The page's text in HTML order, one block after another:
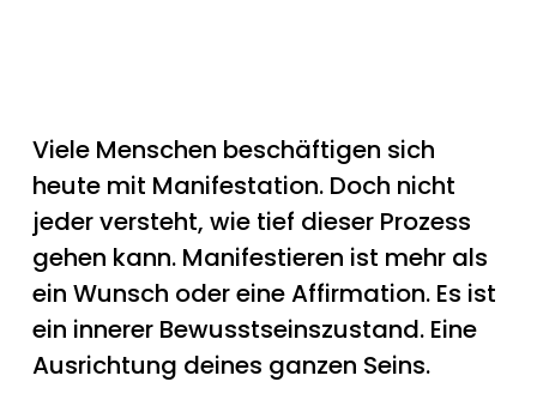
Viele Menschen beschäftigen sich
heute mit Manifestation. Doch nicht
jeder versteht, wie tief dieser Prozess
gehen kann. Manifestieren ist mehr als
ein Wunsch oder eine Affirmation. Es ist
ein innerer Bewusstseinszustand. Eine
Ausrichtung deines ganzen Seins.